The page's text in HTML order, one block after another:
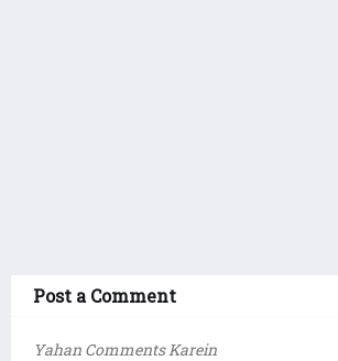
Post a Comment
Yahan Comments Karein